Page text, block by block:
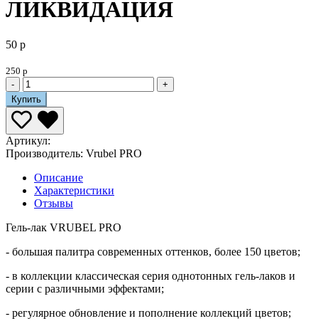
ЛИКВИДАЦИЯ
50 р
250 р
-
+
Купить
Артикул:
Производитель: Vrubel PRO
Описание
Характеристики
Отзывы
Гель-лак VRUBEL PRO
- большая палитра современных оттенков, более 150 цветов;
- в коллекции классическая серия однотонных гель-лаков и
серии с различными эффектами;
- регулярное обновление и пополнение коллекций цветов;